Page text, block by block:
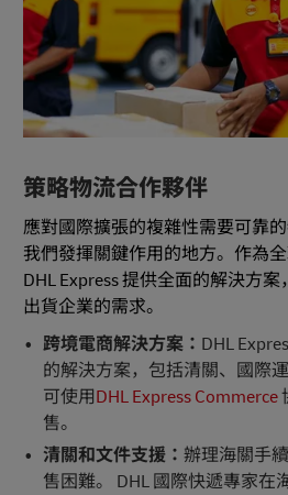
策略物流合作夥伴
應對國際擴張的複雜性需要可靠
我們發揮關鍵作用的地方。作為全
DHL Express 提供全面的解決方
出貨企業的需求。
跨境電商解決方案： DHL
的解決方案，包括清關、國際
可使用DHL Express Commerce
售。
清關和文件支援： 辦理海關手
售困難。 DHL 國際快遞專家在